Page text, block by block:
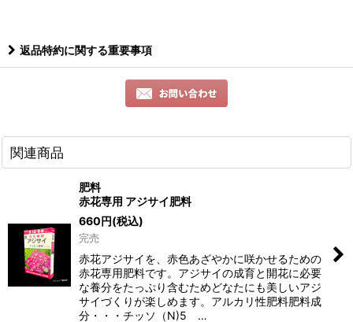
返品特約に関する重要事項
関連商品
肥料
赤花専用 アジサイ肥料
660円(税込)
完売
赤花アジサイを、赤色あざやかに咲かせるための
赤花専用肥料です。アジサイの成育と開花に必要
な養分をたっぷり含むためどなたにも美しいアジ
サイづくりが楽しめます。アルカリ性肥料肥料成
分・・・チッソ（N)5 …